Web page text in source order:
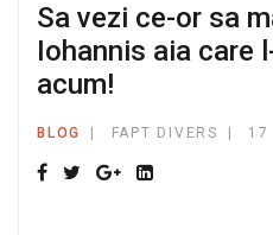
Sa vezi ce-or sa
Iohannis aia care
acum!
BLOG FAPT DIVERS 17